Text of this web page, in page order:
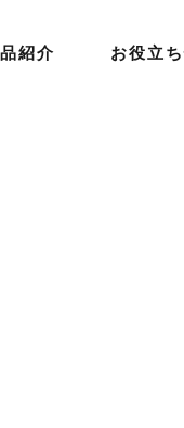
紹介 お役立